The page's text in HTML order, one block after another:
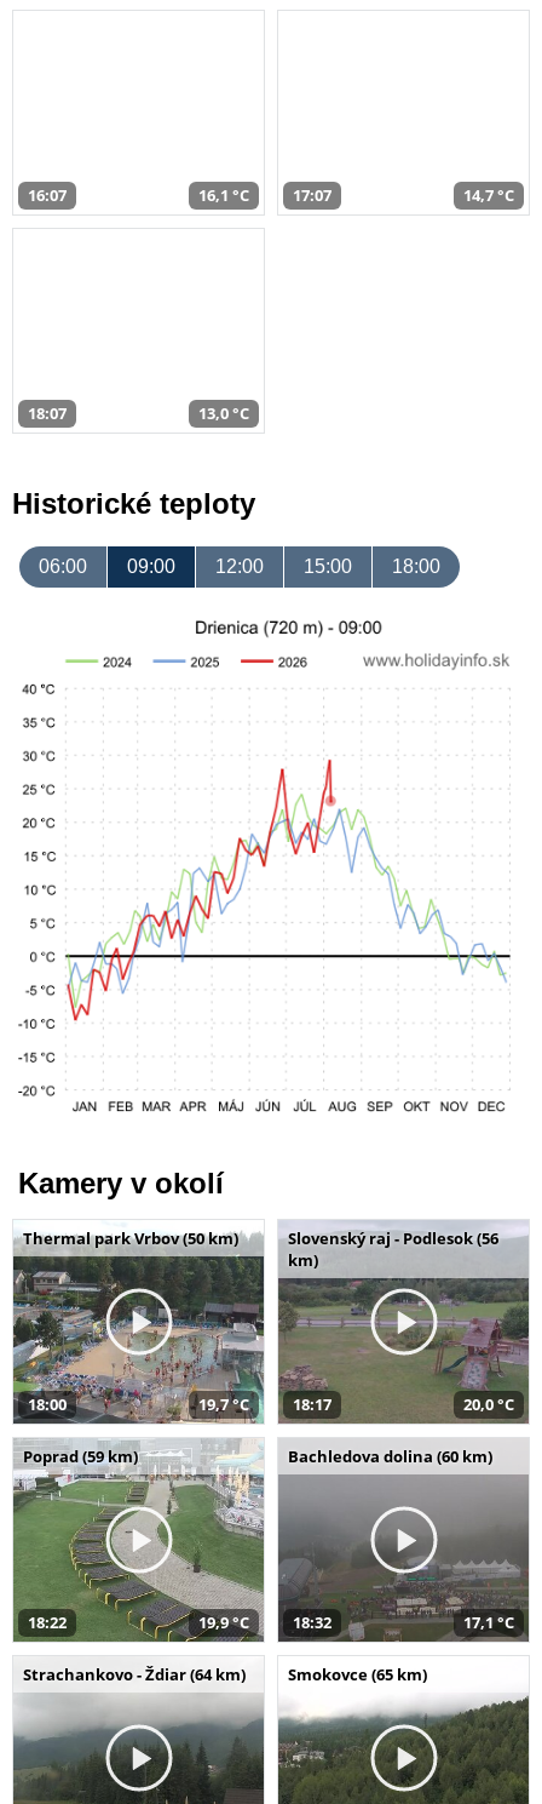
16:07 16,1 °C 17:07 14,7 °C
18:07 13,0 °C
Historické teploty
06:00 09:00 12:00 15:00 18:00
Kamery v okolí
Thermal park Vrbov (50 km)
18:00 19,7 °C
Slovenský raj - Podlesok (56
km)
18:17 20,0 °C
Poprad (59 km)
18:22 19,9 °C
Bachledova dolina (60 km)
18:32 17,1 °C
Strachankovo - Ždiar (64 km) Smokovce (65 km)